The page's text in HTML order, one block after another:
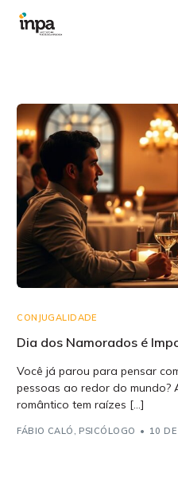
CONJUGALIDADE
Dia dos Namorados é
Você já parou para pensar
pessoas ao redor do mundo?
romântico tem raízes […]
FÁBIO CALÓ, PSICÓLOGO 10